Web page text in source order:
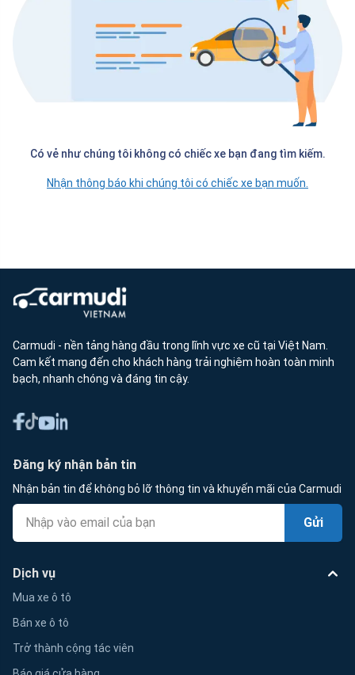
Có vẻ như chúng tôi không có chiếc xe bạn đang tìm kiếm.
Nhận thông báo khi chúng tôi có chiếc xe bạn muốn.
Carmudi - nền tảng hàng đầu trong lĩnh vực xe cũ tại Việt Nam.
Cam kết mang đến cho khách hàng trải nghiệm hoàn toàn minh
bạch, nhanh chóng và đáng tin cậy.
Đăng ký nhận bản tin
Nhận bản tin để không bỏ lỡ thông tin và khuyến mãi của Carmudi
Gửi
Dịch vụ
Mua xe ô tô
Bán xe ô tô
Trở thành cộng tác viên